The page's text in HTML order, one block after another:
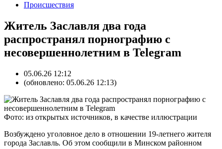
Происшествия
Житель Заславля два года
распространял порнографию с
несовершеннолетним в Telegram
05.06.26 12:12
(обновлено: 05.06.26 12:13)
Фото: из открытых источников, в качестве иллюстрации
Возбуждено уголовное дело в отношении 19-летнего жителя
города Заславль. Об этом сообщили в Минском районном